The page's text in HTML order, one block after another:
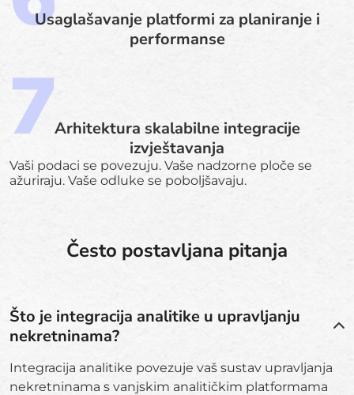
Usaglašavanje platformi za planiranje i
performanse
Arhitektura skalabilne integracije
izvještavanja
Vaši podaci se povezuju. Vaše nadzorne ploče se
ažuriraju. Vaše odluke se poboljšavaju.
Često postavljana pitanja
Što je integracija analitike u upravljanju
nekretninama?
Integracija analitike povezuje vaš sustav upravljanja
nekretninama s vanjskim analitičkim platformama